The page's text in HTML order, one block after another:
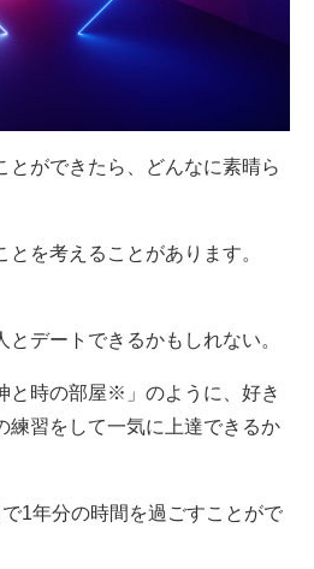
とができたら、どんなに素晴ら
を考えることがあります。
デートできるかもしれない。
と時の部屋※」のように、好き
練習をして一気に上達できるか
1年分の時間を過ごすことがで